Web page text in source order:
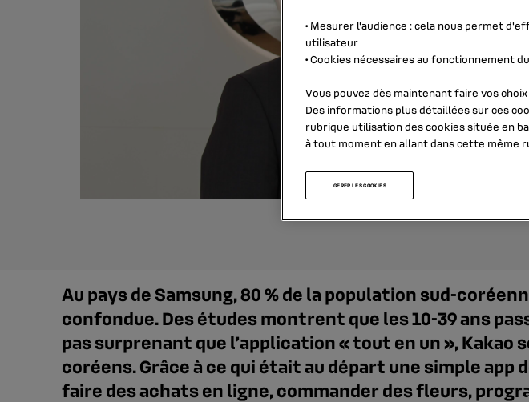
Au pays de Samsung, 80 % de la population sud-
confondue. Des études montrent que les 10-39 ans
pas surprenant que l’application « tout en un », Kakao
coréens. Grâce à ce qui était au départ une simple
faire des achats en ligne, commander des fleurs,
• Mesurer l'audience : cela nous permet
utilisateur
•Cookies nécessaires au fonctionnement
Vous pouvez dès maintenant faire vos
Des informations plus détaillées sur ces
rubrique utilisation des cookiessituée en
à tout moment en allant dans cette même
GERER LES COOKIES